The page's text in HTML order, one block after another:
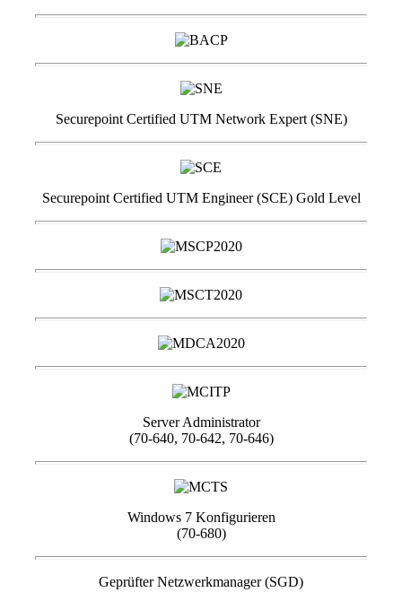
Securepoint Certified UTM Network Expert (SNE)
Securepoint Certified UTM Engineer (SCE) Gold Level
Server Administrator
(70-640, 70-642, 70-646)
Windows 7 Konfigurieren
(70-680)
Geprüfter Netzwerkmanager (SGD)